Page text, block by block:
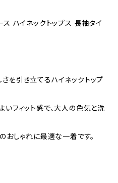
ハイネックトップス 長袖タイ
を引き立てるハイネックトップ
フィット感で、大人の色気と洗
おしゃれに最適な一着です。